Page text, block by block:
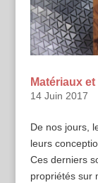
Matériaux
14 Juin 2017
De nos jours,
leurs
Ces derniers
propriétés sur